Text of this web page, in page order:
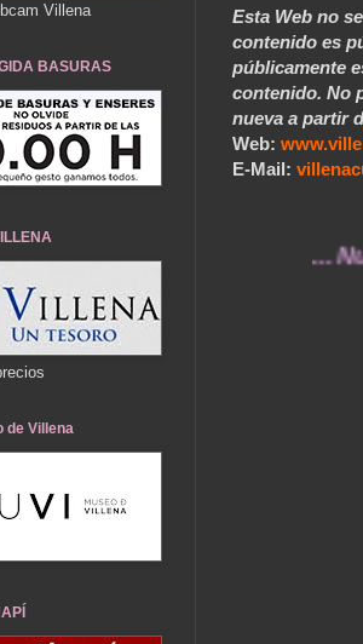
Esta Web no
contenido es
públicamente
contenido. No
nueva a partir
Web:
E-Mail:
...
Villena
BASURAS
de Villena